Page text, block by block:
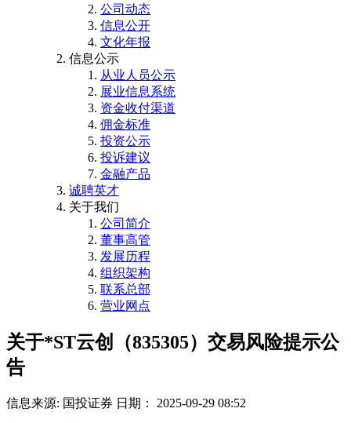
公司动态
信息公开
文化年报
信息公示
从业人员公示
展业信息系统
资金收付渠道
佣金标准
投资公示
投诉建议
金融产品
诚聘英才
关于我们
公司简介
董事高管
发展历程
组织架构
联系总部
营业网点
关于*ST云创（835305）交易风险提示公
告
信息来源: 国投证券 日期： 2025-09-29 08:52